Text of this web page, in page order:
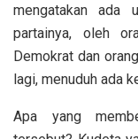
mengatakan ada
partainya, oleh
Demokrat dan
lagi, menuduh ada
Apa yang